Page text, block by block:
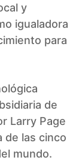
y
igualadora
para
de
Larry Page
de las cinco
mundo.